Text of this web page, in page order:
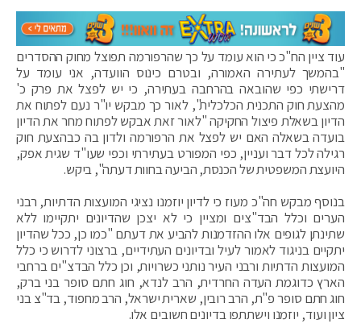
עוד ציין הח"כ כי הוא עומד על כך שהרפורמה תפוצל מחוק ההסדרים
"בהמשך לעתירה האמורה, ובטרם כינוס הוועדה, אני עומד על
דרישתי כפי שהובאה בהרחבה בעתירה, כי יש לפצל את פרק כ'
מהצעת חוק התכנית הכלכלית", לאור כך מבקש יו"ר נעם לפתוח את
הדיון בשאלת פיצול החקיקה "לאור זאת אבקש לפתוח מחר את הדיון
בועדה בשאלה האם יש לפצל את הרפורמה ולדון בה כבהצעת חוק
רגילה לכל דבר ועניין, כפי המפורט בעתירתי וכפי שעו"ד שגית אפק,
היועצת המשפטית של הכנסת, הביעה בחוות דעתה", ביקש.
בנוסף מבקש חה"כ מעוז כי לדיון יוזמנו נציגי המועצות הדתיות, רבני
הערים וכלל הבד"צים ומציין כי לא יצכן שהדיונים יתקיימו ללא
שתינתן לגופים אלו ההזדמנות להביע את דעתם "כמו כן, ככל שהדיון
יתקיים בניגוד לאמור לעיל ובדיונים העתידיים, ברצוני לדרוש כי כלל
המועצות הדתיות ורבני העיר נותני כשרויות, וכן כלל הבדצ"ים ברחבי
הארץ כדוגמת העדה החרדית, הרב לנדא, חוג חתם סופר בני ברק,
חוג חתם סופר פ"ת, הרב רובין, שארית ישראל, הרב מחפוד, בד"צ בני
ציון ועוד, יוזמנו וישתתפו בדיונים חשובים אלו.